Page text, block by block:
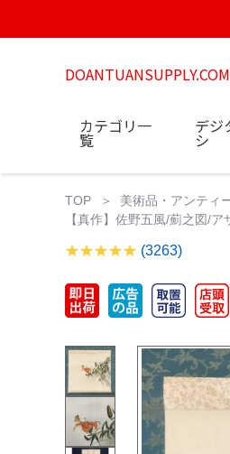
DOANTUANSUPPLY.COM
カテゴリ一
覧
デジ
シ
TOP 美術品・アンティ
【真作】佐野五風/薊之図/
(3263)